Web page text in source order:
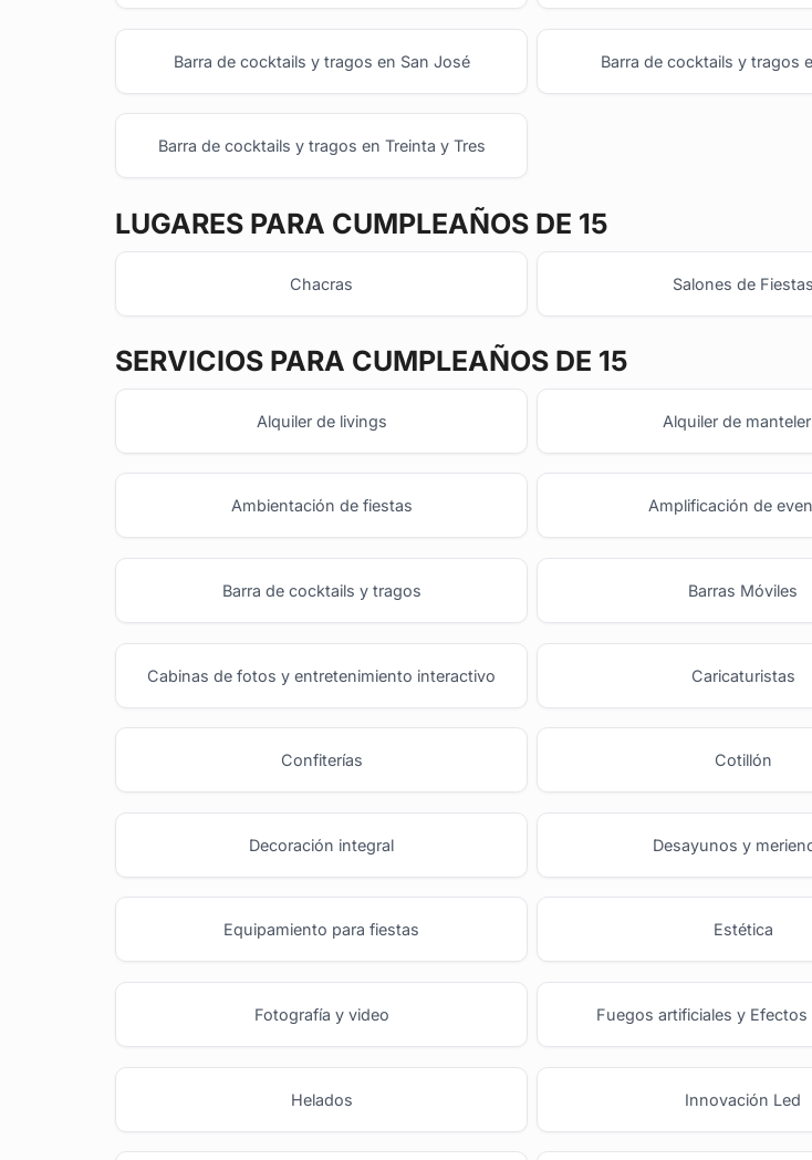
Barra de cocktails y tragos en San José Barra de cocktails y tragos
Barra de cocktails y tragos en Treinta y Tres
LUGARES PARA CUMPLEAÑOS DE 15
Chacras Salones de Fiestas
SERVICIOS PARA CUMPLEAÑOS DE 15
Alquiler de livings Alquiler de
Ambientación de fiestas Amplificación de
Barra de cocktails y tragos Barras Móviles
Cabinas de fotos y entretenimiento interactivo Caricaturistas
Confiterías Cotillón
Decoración integral Desayunos y
Equipamiento para fiestas Estética
Fotografía y video Fuegos artificiales y Efectos
Helados Innovación Led